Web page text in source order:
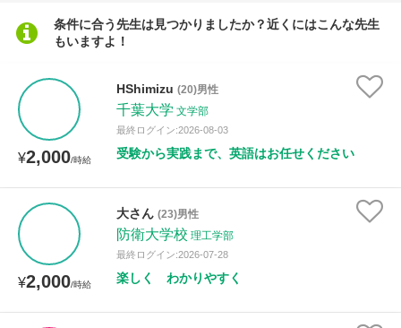
条件に合う先生は見つかりましたか？近くにはこんな先生
もいますよ！
¥2,000/時給
HShimizu (20)男性
千葉大学 文学部
最終ログイン:2026-08-03
受験から実践まで、英語はお任せください
¥2,000/時給
大さん (23)男性
防衛大学校 理工学部
最終ログイン:2026-07-28
楽しく わかりやすく
所属大学
年齢：18-101歳
性別